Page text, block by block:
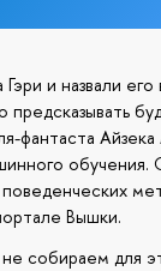
и назвали его
фантаста Айзека
обучения.
Вышки.
собираем для